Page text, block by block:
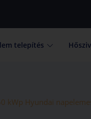
telepítés
kWp Hyundai